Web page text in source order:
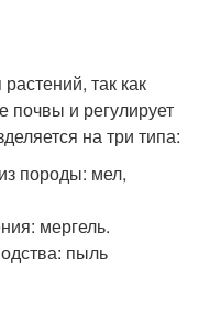
так как
почвы и регулирует
на три типа:
породы: мел,
мергель.
пыль